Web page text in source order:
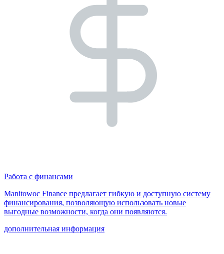
Работа с финансами
Manitowoc Finance предлагает гибкую и доступную систему
финансирования, позволяющую использовать новые
выгодные возможности, когда они появляются.
дополнительная информация